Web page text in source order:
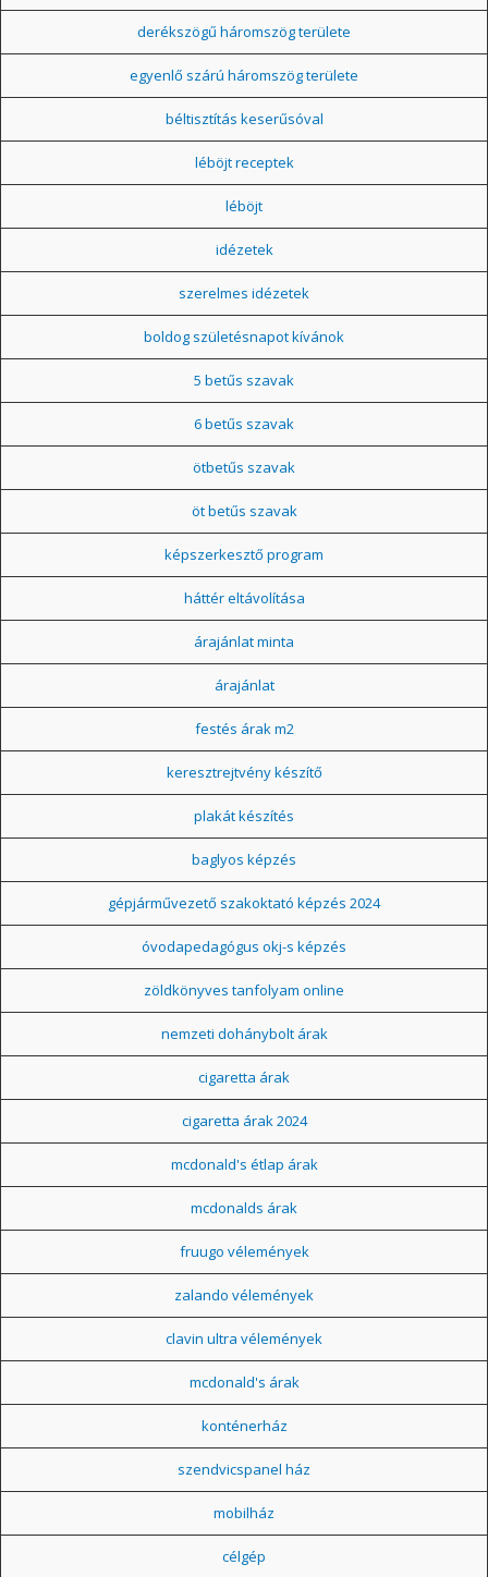
derékszögű háromszög területe
egyenlő szárú háromszög területe
béltisztítás keserűsóval
léböjt receptek
léböjt
idézetek
szerelmes idézetek
boldog születésnapot kívánok
5 betűs szavak
6 betűs szavak
ötbetűs szavak
öt betűs szavak
képszerkesztő program
háttér eltávolítása
árajánlat minta
árajánlat
festés árak m2
keresztrejtvény készítő
plakát készítés
baglyos képzés
gépjárművezető szakoktató képzés 2024
óvodapedagógus okj-s képzés
zöldkönyves tanfolyam online
nemzeti dohánybolt árak
cigaretta árak
cigaretta árak 2024
mcdonald's étlap árak
mcdonalds árak
fruugo vélemények
zalando vélemények
clavin ultra vélemények
mcdonald's árak
konténerház
szendvicspanel ház
mobilház
célgép